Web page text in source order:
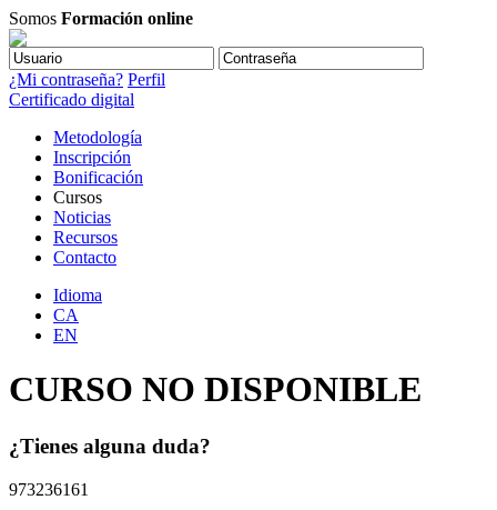
Somos Formación online
¿Mi contraseña? Perfil
Certificado digital
Metodología
Inscripción
Bonificación
Cursos
Noticias
Recursos
Contacto
Idioma
CA
EN
CURSO NO DISPONIBLE
¿Tienes alguna duda?
973236161